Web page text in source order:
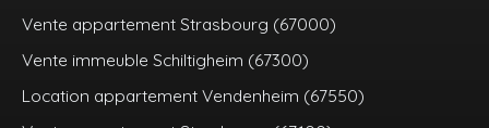
Vente appartement Strasbourg (67000)
Vente immeuble Schiltigheim (67300)
Location appartement Vendenheim (67550)